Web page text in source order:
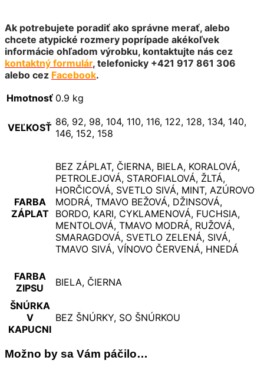
Ak potrebujete poradiť ako správne merať, alebo
chcete atypické rozmery poprípade akékoľvek
informácie ohľadom výrobku, kontaktujte nás cez
kontaktný formulár, telefonicky +421 917 861 306
alebo cez Facebook.
Hmotnosť 0.9 kg
VEĽKOSŤ 86, 92, 98, 104, 110, 116, 122, 128, 134, 140,
146, 152, 158
FARBA
ZÁPLAT
BEZ ZÁPLAT, ČIERNA, BIELA, KORALOVÁ,
PETROLEJOVÁ, STAROFIALOVÁ, ŽLTÁ,
HORČICOVÁ, SVETLO SIVÁ, MINT, AZÚROVO
MODRÁ, TMAVO BEŽOVÁ, DŽINSOVÁ,
BORDO, KARI, CYKLAMENOVÁ, FUCHSIA,
MENTOLOVÁ, TMAVO MODRÁ, RUŽOVÁ,
SMARAGDOVÁ, SVETLO ZELENÁ, SIVÁ,
TMAVO SIVÁ, VÍNOVO ČERVENÁ, HNEDÁ
FARBA
ZIPSU
BIELA, ČIERNA
ŠNÚRKA
V
KAPUCNI
BEZ ŠNÚRKY, SO ŠNÚRKOU
Možno by sa Vám páčilo…